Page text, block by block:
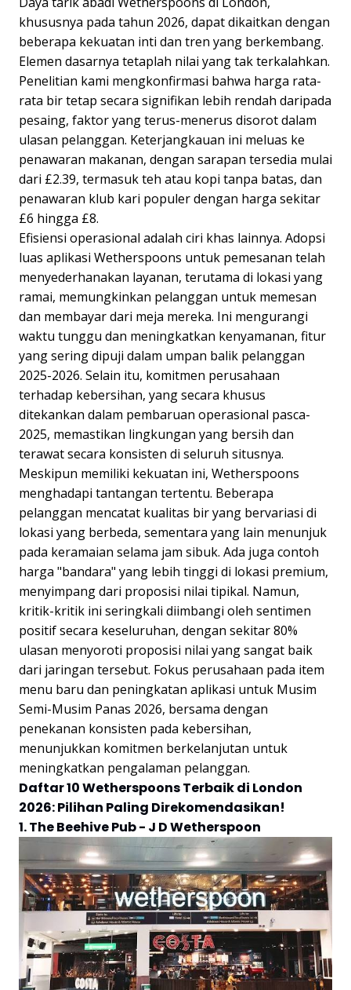
khususnya pada tahun 2026, dapat dikaitkan dengan
beberapa kekuatan inti dan tren yang berkembang.
Elemen dasarnya tetaplah nilai yang tak terkalahkan.
Penelitian kami mengkonfirmasi bahwa harga rata-
rata bir tetap secara signifikan lebih rendah daripada
pesaing, faktor yang terus-menerus disorot dalam
ulasan pelanggan. Keterjangkauan ini meluas ke
penawaran makanan, dengan sarapan tersedia mulai
dari £2.39, termasuk teh atau kopi tanpa batas, dan
penawaran klub kari populer dengan harga sekitar
£6 hingga £8.
Efisiensi operasional adalah ciri khas lainnya. Adopsi
luas aplikasi Wetherspoons untuk pemesanan telah
menyederhanakan layanan, terutama di lokasi yang
ramai, memungkinkan pelanggan untuk memesan
dan membayar dari meja mereka. Ini mengurangi
waktu tunggu dan meningkatkan kenyamanan, fitur
yang sering dipuji dalam umpan balik pelanggan
2025-2026. Selain itu, komitmen perusahaan
terhadap kebersihan, yang secara khusus
ditekankan dalam pembaruan operasional pasca-
2025, memastikan lingkungan yang bersih dan
terawat secara konsisten di seluruh situsnya.
Meskipun memiliki kekuatan ini, Wetherspoons
menghadapi tantangan tertentu. Beberapa
pelanggan mencatat kualitas bir yang bervariasi di
lokasi yang berbeda, sementara yang lain menunjuk
pada keramaian selama jam sibuk. Ada juga contoh
harga "bandara" yang lebih tinggi di lokasi premium,
menyimpang dari proposisi nilai tipikal. Namun,
kritik-kritik ini seringkali diimbangi oleh sentimen
positif secara keseluruhan, dengan sekitar 80%
ulasan menyoroti proposisi nilai yang sangat baik
dari jaringan tersebut. Fokus perusahaan pada item
menu baru dan peningkatan aplikasi untuk Musim
Semi-Musim Panas 2026, bersama dengan
penekanan konsisten pada kebersihan,
menunjukkan komitmen berkelanjutan untuk
meningkatkan pengalaman pelanggan.
Daftar 10 Wetherspoons Terbaik di London
2026: Pilihan Paling Direkomendasikan!
1. The Beehive Pub - J D Wetherspoon